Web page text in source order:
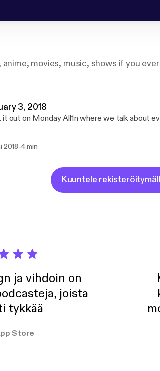
movies, music, shows if you
3, 2018
it out on Monday All1n where we talk about
2018-4 min
Kuuntele
ja vihdoin on
joista
tykkää
Store